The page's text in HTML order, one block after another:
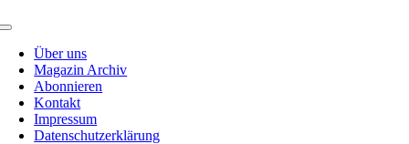
Toggle
NavigationÜber uns
Magazin Archiv
Abonnieren
Kontakt
Impressum
Datenschutzerklärung